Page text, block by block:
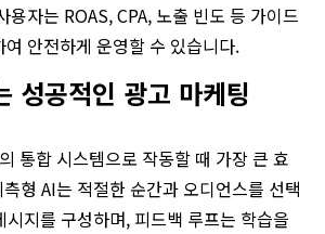
용자는 ROAS, CPA, 노출 빈도 등 가이드
여 안전하게 운영할 수 있습니다.
성공적인 광고 마케팅
통합 시스템으로 작동할 때 가장 큰 효
형 AI는 적절한 순간과 오디언스를 선택
시지를 구성하며, 피드백 루프는 학습을